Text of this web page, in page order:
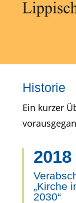
Historie
Ein kurzer
2018
„Kirche
2030“